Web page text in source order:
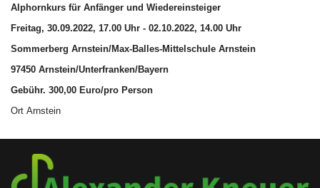
Alphornkurs für Anfänger und Wiedereinsteiger
Freitag, 30.09.2022, 17.00 Uhr - 02.10.2022, 14.00 Uhr
Sommerberg Arnstein/Max-Balles-Mittelschule Arnstein
97450 Arnstein/Unterfranken/Bayern
Gebühr. 300,00 Euro/pro Person
Ort Arnstein